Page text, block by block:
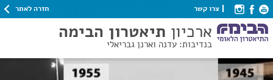
צרו קשר חזרה לאתר
ארכיון תיאטרון הבימה
בנדיבות: עדנה וארנן גבריאלי